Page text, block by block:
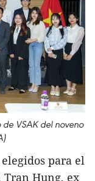
VSAK del noveno
para el
Tran Hung, ex